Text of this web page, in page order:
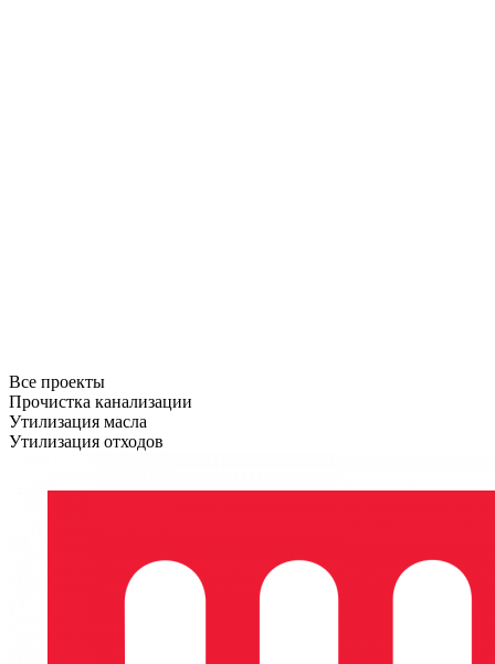
Все проекты
Прочистка канализации
Утилизация масла
Утилизация отходов